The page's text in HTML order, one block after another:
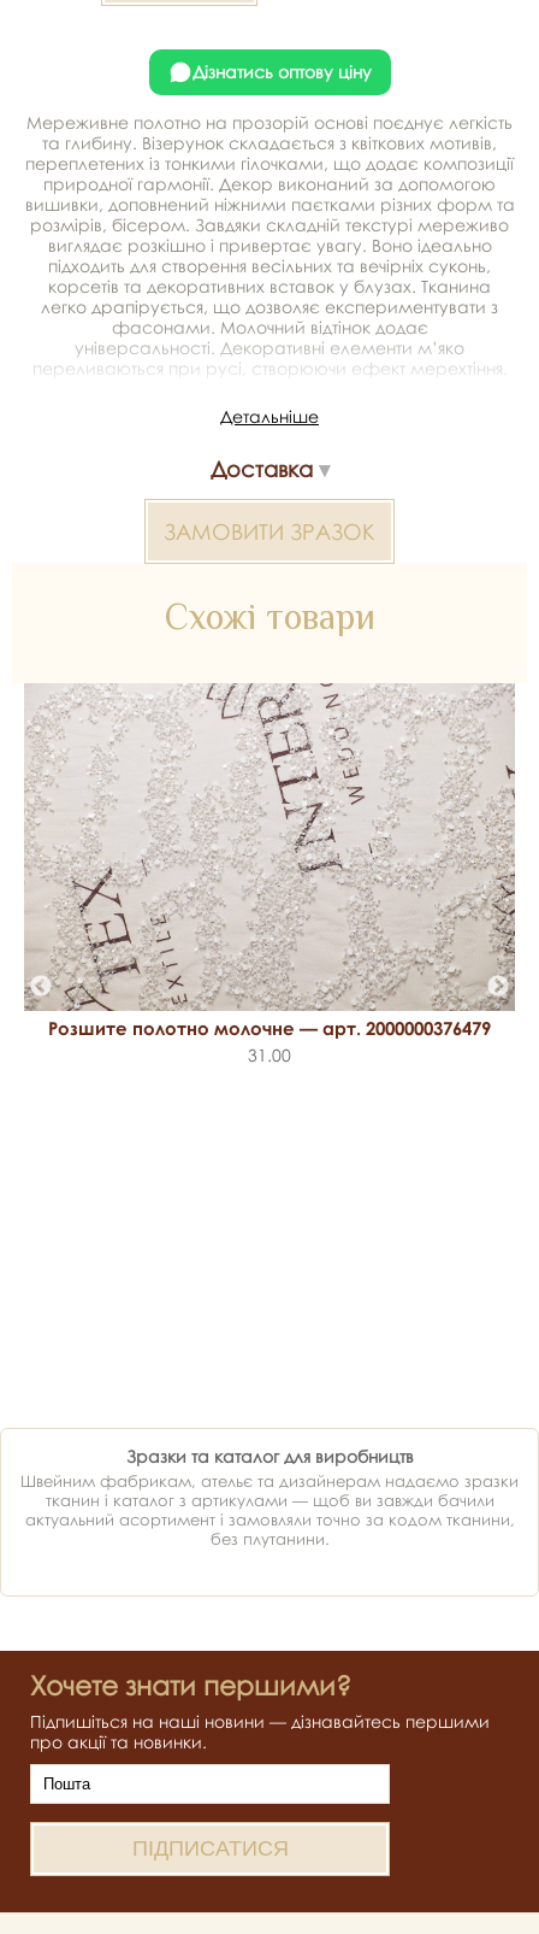
Дізнатись оптову ціну
Мереживне полотно на прозорій основі поєднує легкість
та глибину. Візерунок складається з квіткових мотивів,
переплетених із тонкими гілочками, що додає композиції
природної гармонії. Декор виконаний за допомогою
вишивки, доповнений ніжними паєтками різних форм та
розмірів, бісером. Завдяки складній текстурі мереживо
виглядає розкішно і привертає увагу. Воно ідеально
підходить для створення весільних та вечірніх суконь,
корсетів та декоративних вставок у блузах. Тканина
легко драпірується, що дозволяє експериментувати з
фасонами. Молочний відтінок додає
універсальності. Декоративні елементи м’яко
переливаються при русі, створюючи ефект мерехтіння.
Матеріал - 100% поліестер
Ширина - 1.3 м
*Передача кольору може бути спотворена пристроєм
Розшите полотно 2000000381947 — матеріал для
Детальніше
Доставка
ЗАМОВИТИ ЗРАЗОК
Схожі товари
Розшите полотно молочне — арт. 2000000376479
31.00
Зразки та каталог для виробництв
Швейним фабрикам, ательє та дизайнерам надаємо зразки
тканин і каталог з артикулами — щоб ви завжди бачили
актуальний асортимент і замовляли точно за кодом тканини,
без плутанини.
Хочете знати першими?
Підпишіться на наші новини — дізнавайтесь першими
про акції та новинки.